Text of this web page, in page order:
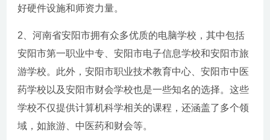
好硬件设施和师资力量。
2、河南省安阳市拥有众多优质的电脑学校，其中包括
安阳市第一职业中专、安阳市电子信息学校和安阳市旅
游学校。此外，安阳市职业技术教育中心、安阳市中医
药学校以及安阳市财会学校也是一些知名的选择。这些
学校不仅提供计算机科学相关的课程，还涵盖了多个领
域，如旅游、中医药和财会等。